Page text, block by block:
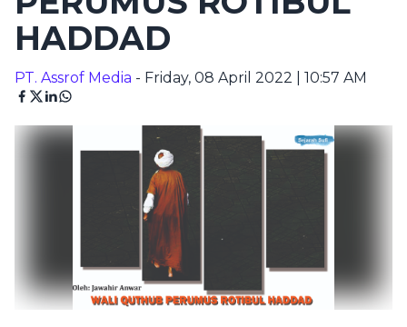
HADDAD
PT. Assrof Media - Friday, 08 April 2022 | 10:57 AM